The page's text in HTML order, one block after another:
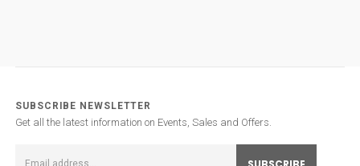
SUBSCRIBE NEWSLETTER
Get all the latest information on Events, Sales and Offers.